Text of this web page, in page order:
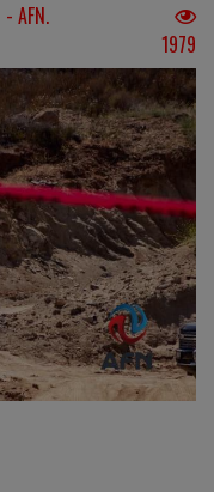
- AFN.
1979